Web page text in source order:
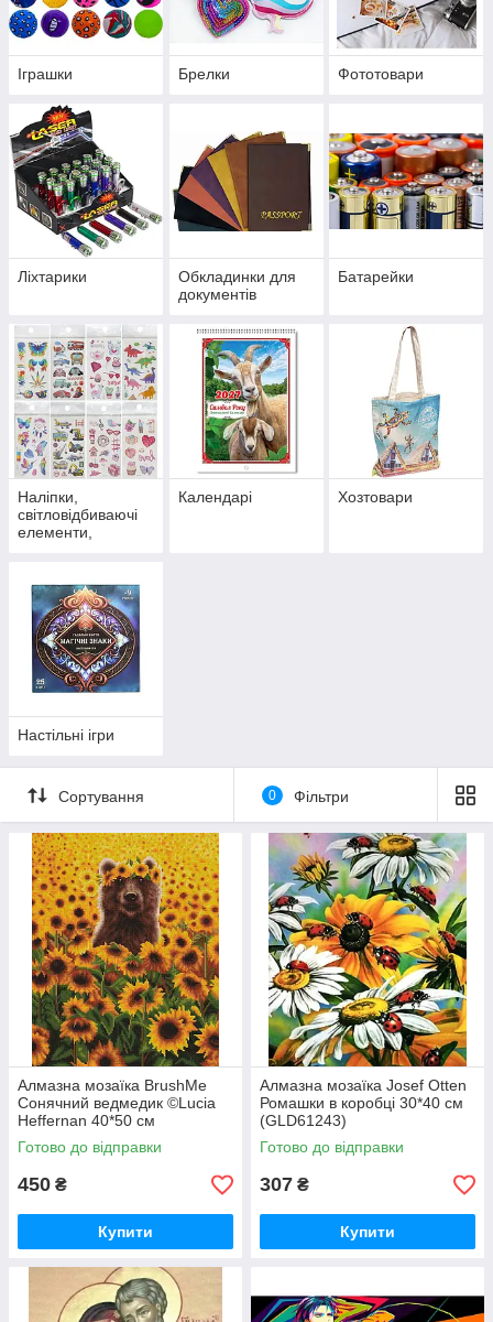
Іграшки Брелки Фототовари
Ліхтарики
Обкладинки для
документів
Батарейки
Наліпки,
світловідбиваючі
елементи,
Календарі Хозтовари
Настільні ігри
Сортування 0 Фільтри
Алмазна мозаїка BrushMe
Сонячний ведмедик ©Lucia
Heffernan 40*50 см
(DBS1200)
Готово до відправки
450 ₴
Купити
Алмазна мозаїка Josef Otten
Ромашки в коробці 30*40 см
(GLD61243)
Готово до відправки
307 ₴
Купити